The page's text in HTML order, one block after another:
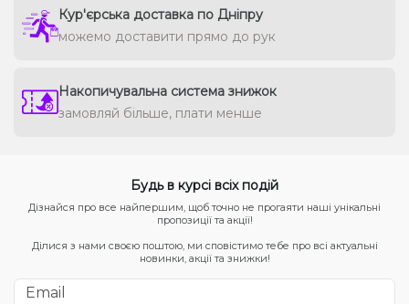
Кур'єрська доставка по Дніпру
можемо доставити прямо до рук
Накопичувальна система знижок
замовляй більше, плати менше
Будь в курсі всіх подій
Дізнайся про все найпершим, щоб точно не прогаяти наші унікальні
пропозиції та акції!
Ділися з нами своєю поштою, ми сповістимо тебе про всі актуальні
новинки, акції та знижки!